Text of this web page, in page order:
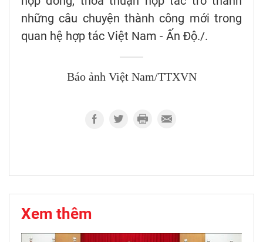
những câu chuyện thành công mới trong
quan hệ hợp tác Việt Nam - Ấn Độ./.
Báo ảnh Việt Nam/TTXVN
Xem thêm